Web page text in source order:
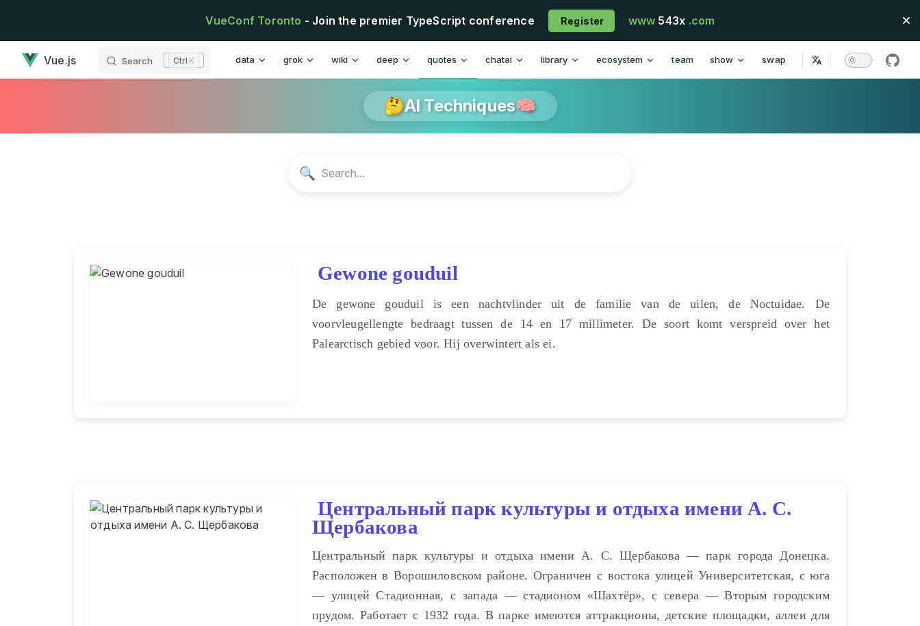
VueConf Toronto - Join the premier TypeScript conference Register www 543x .com
Vue.js Search K data grok wiki deep quotes chatai library ecosystem team show swap
🤔AI Techniques🧠
🔍
Gewone gouduil
De gewone gouduil is een nachtvlinder uit de familie van de uilen, de Noctuidae. De
voorvleugellengte bedraagt tussen de 14 en 17 millimeter. De soort komt verspreid over het
Palearctisch gebied voor. Hij overwintert als ei.
Центральный парк культуры и отдыха имени А. С.
Щербакова
Центральный парк культуры и отдыха имени А. С. Щербакова — парк города Донецка.
Расположен в Ворошиловском районе. Ограничен с востока улицей Университетская, с юга
— улицей Стадионная, с запада — стадионом «Шахтёр», с севера — Вторым городским
прудом. Работает с 1932 года. В парке имеются аттракционы, детские площадки, аллеи для